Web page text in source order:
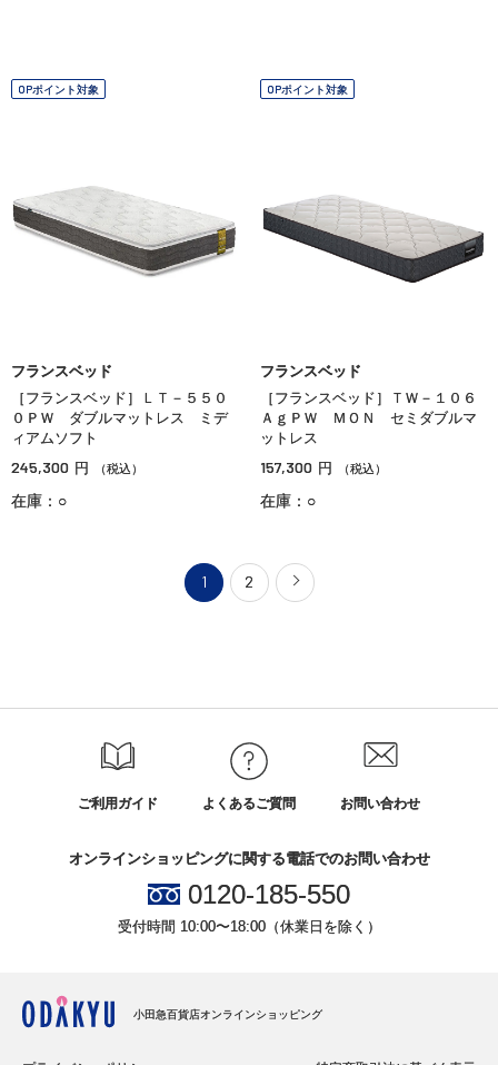
OPポイント対象
フランスベッド
［フランスベッド］ＬＴ－５５０
０ＰＷ ダブルマットレス ミデ
ィアムソフト
245,300 円 （税込）
在庫：○
OPポイント対象
フランスベッド
［フランスベッド］ＴＷ－１０６
ＡｇＰＷ ＭＯＮ セミダブルマ
ットレス
157,300 円 （税込）
在庫：○
1 2
ご利用ガイド よくあるご質問 お問い合わせ
オンラインショッピングに関する電話でのお問い合わせ
0120-185-550
受付時間 10:00〜18:00（休業日を除く）
小田急百貨店オンラインショッピング